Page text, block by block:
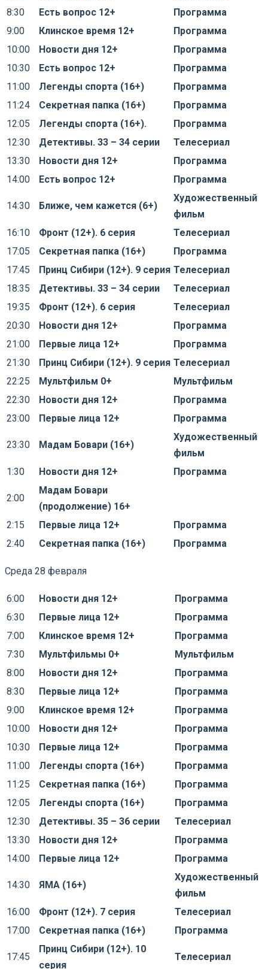
8:30
Есть вопрос 12+
Программа
9:00
Клинское время 12+
Программа
10:00
Новости дня 12+
Программа
10:30
Есть вопрос 12+
Программа
11:00
Легенды спорта (16+)
Программа
11:24
Секретная папка (16+)
Программа
12:05
Легенды спорта (16+).
Программа
12:30
Детективы. 33 – 34 серии
Телесериал
13:30
Новости дня 12+
Программа
14:00
Есть вопрос 12+ Программа
14:30 Ближе, чем кажется (6+)
Художественный
фильм
16:10
Фронт (12+). 6 серия
Телесериал
17:05
Секретная папка (16+)
Программа
17:45
Принц Сибири (12+). 9 серия Телесериал
18:35
Детективы. 33 – 34 серии
Телесериал
19:35
Фронт (12+). 6 серия
Телесериал
20:30
Новости дня 12+
Программа
21:00
Первые лица 12+
Программа
21:30
Принц Сибири (12+). 9 серия Телесериал
22:25
Мультфильм 0+
Мультфильм
22:30
Новости дня 12+
Программа
23:00
Первые лица 12+ Программа
23:30 Мадам Бовари (16+)
Художественный
фильм
1:30
Новости дня 12+ Программа
2:00
Мадам Бовари
(продолжение) 16+
2:15
Первые лица 12+
Программа
2:40
Секретная папка (16+) Программа
Среда 28 февраля
6:00 Новости дня 12+
Программа
6:30
Первые лица 12+
Программа
7:00
Клинское время 12+
Программа
7:30
Мультфильмы 0+
Мультфильм
8:00
Новости дня 12+
Программа
8:30
Первые лица 12+
Программа
9:00
Клинское время 12+
Программа
10:00
Новости дня 12+
Программа
10:30
Первые лица 12+
Программа
11:00
Легенды спорта (16+)
Программа
11:25
Секретная папка (16+)
Программа
12:05
Легенды спорта (16+)
Программа
12:30
Детективы. 35 – 36 серии
Телесериал
13:30
Новости дня 12+
Программа
14:00
Первые лица 12+ Программа
14:30 ЯМА (16+)
Художественный
фильм
16:00
Фронт (12+). 7 серия
Телесериал
17:00
Секретная папка (16+) Программа
17:45
Принц Сибири (12+). 10
серия
Телесериал